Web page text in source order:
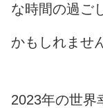
な時間の過ご
かもしれませ
2023年の世界